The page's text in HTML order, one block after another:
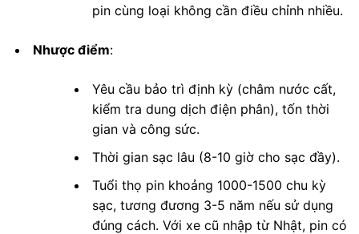
pin cùng loại không cần điều chỉnh nhiều.
Nhược điểm:
Yêu cầu bảo trì định kỳ (châm nước cất,
kiểm tra dung dịch điện phân), tốn thời
gian và công sức.
Thời gian sạc lâu (8-10 giờ cho sạc đầy).
Tuổi thọ pin khoảng 1000-1500 chu kỳ
sạc, tương đương 3-5 năm nếu sử dụng
đúng cách. Với xe cũ nhập từ Nhật, pin có